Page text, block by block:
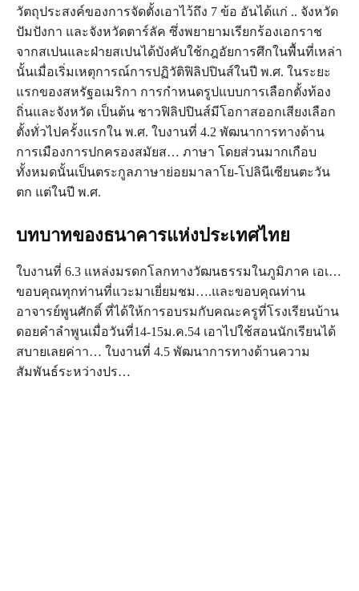
วัตถุประสงค์ของการจัดตั้งเอาไว้ถึง 7 ข้อ อันได้แก่ .. จังหวัด
ปัมปังกา และจังหวัดตาร์ลัค ซึ่งพยายามเรียกร้องเอกราช
จากสเปนและฝ่ายสเปนได้บังคับใช้กฎอัยการศึกในพื้นที่เหล่า
นั้นเมื่อเริ่มเหตุการณ์การปฏิวัติฟิลิปปินส์ในปี พ.ศ. ในระยะ
แรกของสหรัฐอเมริกา การกำหนดรูปแบบการเลือกตั้งท้อง
ถิ่นและจังหวัด เป็นต้น ชาวฟิลิปปินส์มีโอกาสออกเสียงเลือก
ตั้งทั่วไปครั้งแรกใน พ.ศ. ใบงานที่ 4.2 พัฒนาการทางด้าน
การเมืองการปกครองสมัยส… ภาษา โดยส่วนมากเกือบ
ทั้งหมดนั้นเป็นตระกูลภาษาย่อยมาลาโย-โปลินีเซียนตะวัน
ตก แต่ในปี พ.ศ.
บทบาทของธนาคารแห่งประเทศไทย
ใบงานที่ 6.3 แหล่งมรดกโลกทางวัฒนธรรมในภูมิภาค เอเ…
ขอบคุณทุกท่านที่แวะมาเยี่ยมชม….และขอบคุณท่าน
อาจารย์พูนศักดิ์ ที่ได้ให้การอบรมกับคณะครูที่โรงเรียนบ้าน
ดอยคำลำพูนเมื่อวันที่14-15ม.ค.54 เอาไปใช้สอนนักเรียนได้
สบายเลยค่าา… ใบงานที่ 4.5 พัฒนาการทางด้านความ
สัมพันธ์ระหว่างปร…